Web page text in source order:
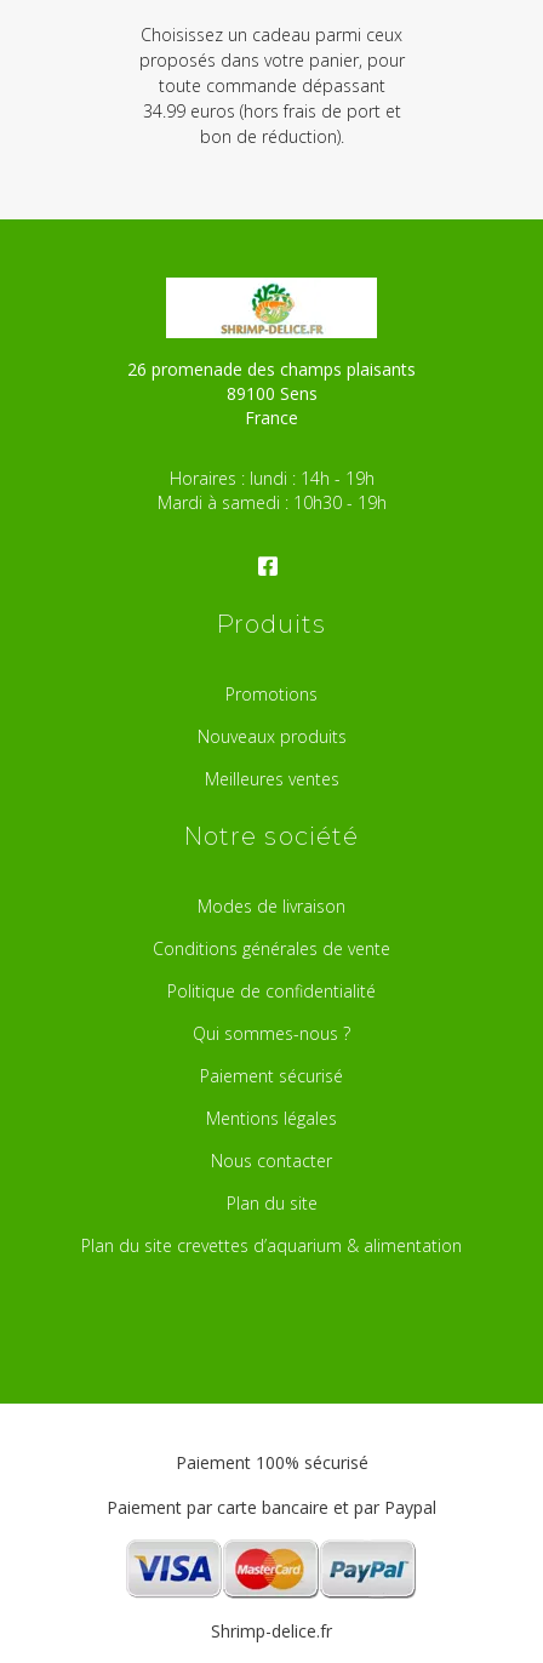
Choisissez un cadeau parmi ceux
proposés dans votre panier, pour
toute commande dépassant
34.99 euros (hors frais de port et
bon de réduction).
26 promenade des champs plaisants
89100 Sens
France
Horaires : lundi : 14h - 19h
Mardi à samedi : 10h30 - 19h
Produits
Promotions
Nouveaux produits
Meilleures ventes
Notre société
Modes de livraison
Conditions générales de vente
Politique de confidentialité
Qui sommes-nous ?
Paiement sécurisé
Mentions légales
Nous contacter
Plan du site
Plan du site crevettes d’aquarium & alimentation
Paiement 100% sécurisé
Paiement par carte bancaire et par Paypal
Shrimp-delice.fr